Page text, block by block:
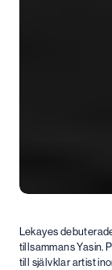
Lekayes
tillsammans Yasin.
till självklar artist